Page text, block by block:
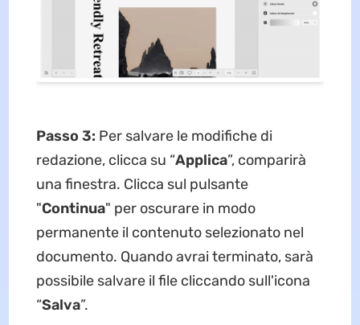
Passo 3: Per salvare le modifiche di
redazione, clicca su “Applica”, comparirà
una finestra. Clicca sul pulsante
"Continua" per oscurare in modo
permanente il contenuto selezionato nel
documento. Quando avrai terminato, sarà
possibile salvare il file cliccando sull'icona
“Salva”.